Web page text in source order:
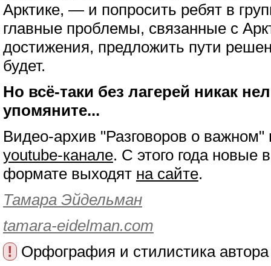
Арктике, — и попросить ребят в
главные проблемы, связанные с
достижения, предложить пути
будет.
Но всё-таки без лагерей никак
упомяните...
Видео-архив "Разговоров о
youtube-канале. С этого года новые
формате выходят на сайте.
Тамара Эйдельман
tamara-eidelman.com
!
Орфография и стилистика